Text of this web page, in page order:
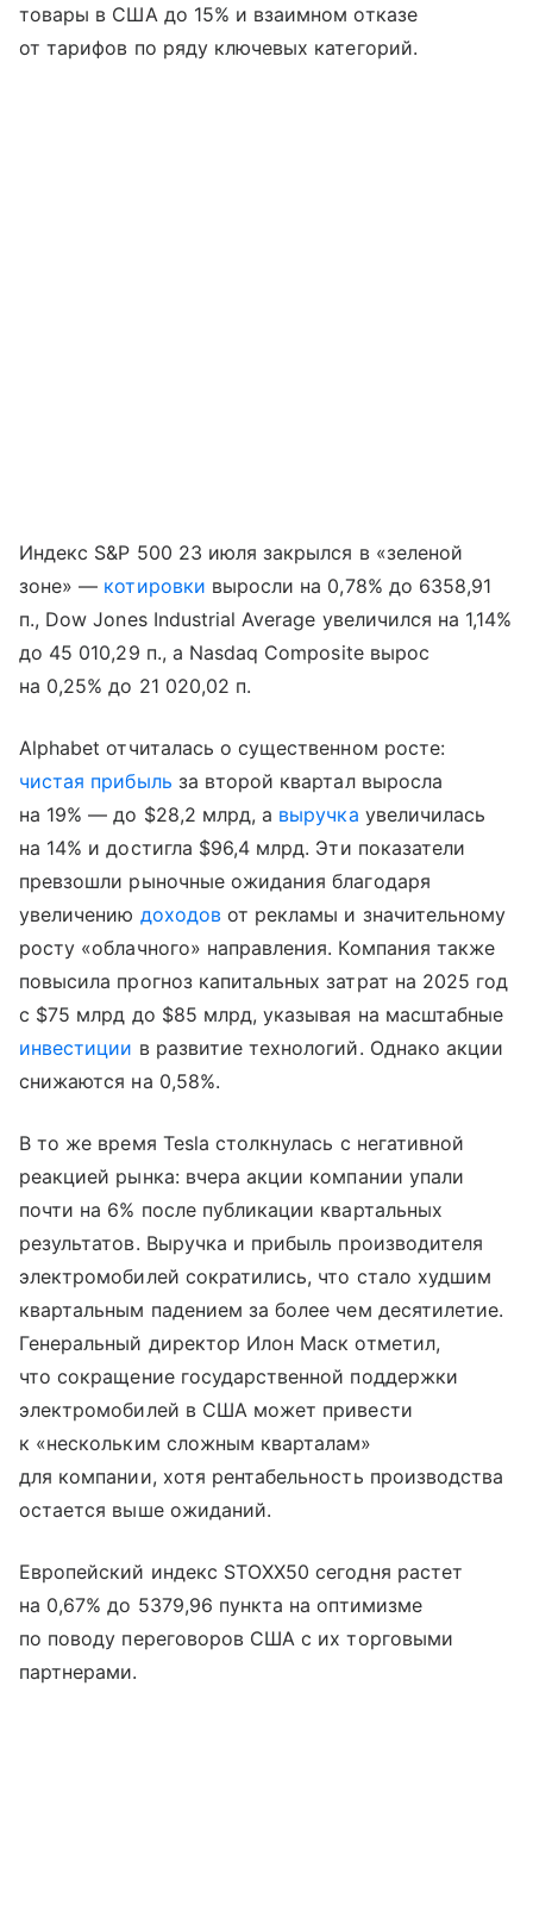
товары в США до 15% и взаимном отказе
от тарифов по ряду ключевых категорий.
Индекс S&P 500 23 июля закрылся в «зеленой
зоне» — котировки выросли на 0,78% до 6358,91
п., Dow Jones Industrial Average увеличился на 1,14%
до 45 010,29 п., а Nasdaq Composite вырос
на 0,25% до 21 020,02 п.
Alphabet отчиталась о существенном росте:
чистая прибыль за второй квартал выросла
на 19% — до $28,2 млрд, а выручка увеличилась
на 14% и достигла $96,4 млрд. Эти показатели
превзошли рыночные ожидания благодаря
увеличению доходовот рекламы и значительному
росту «облачного» направления. Компания также
повысила прогноз капитальных затрат на 2025 год
с $75 млрд до $85 млрд, указывая на масштабные
инвестиции в развитие технологий. Однако акции
снижаются на 0,58%.
В то же время Tesla столкнулась с негативной
реакцией рынка: вчера акции компании упали
почти на 6% после публикации квартальных
результатов. Выручка и прибыль производителя
электромобилей сократились, что стало худшим
квартальным падением за более чем десятилетие.
Генеральный директор Илон Маск отметил,
что сокращение государственной поддержки
электромобилей в США может привести
к «нескольким сложным кварталам»
для компании, хотя рентабельность производства
остается выше ожиданий.
Европейский индекс STOXX50 сегодня растет
на 0,67% до 5379,96 пункта на оптимизме
по поводу переговоров США с их торговыми
партнерами.